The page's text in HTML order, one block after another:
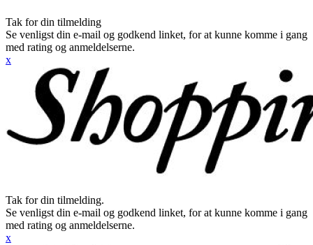
Tak for din tilmelding
Se venligst din e-mail og godkend linket, for at kunne komme i gang
med rating og anmeldelserne.
x
Tak for din tilmelding.
Se venligst din e-mail og godkend linket, for at kunne komme i gang
med rating og anmeldelserne.
x